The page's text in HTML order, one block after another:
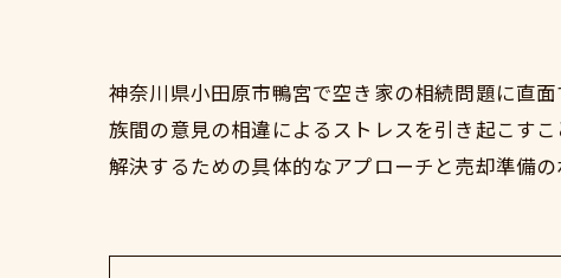
神奈川県小田原市鴨宮で空き家の相続問題に直
族間の意見の相違によるストレスを引き起こす
解決するための具体的なアプローチと売却準備